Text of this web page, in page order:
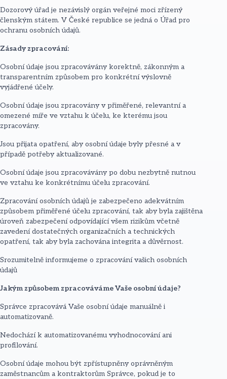
Dozorový úřad je nezávislý orgán veřejné moci zřízený
členským státem. V České republice se jedná o Úřad pro
ochranu osobních údajů.
Zásady zpracování:
Osobní údaje jsou zpracovávány korektně, zákonným a
transparentním způsobem pro konkrétní výslovně
vyjádřené účely.
Osobní údaje jsou zpracovány v přiměřené, relevantní a
omezené míře ve vztahu k účelu, ke kterému jsou
zpracovány.
Jsou přijata opatření, aby osobní údaje byly přesné a v
případě potřeby aktualizované.
Osobní údaje jsou zpracovávány po dobu nezbytně nutnou
ve vztahu ke konkrétnímu účelu zpracování.
Zpracování osobních údajů je zabezpečeno adekvátním
způsobem přiměřené účelu zpracování, tak aby byla zajištěna
úroveň zabezpečení odpovídající všem rizikům včetně
zavedení dostatečných organizačních a technických
opatření, tak aby byla zachována integrita a důvěrnost.
Srozumitelně informujeme o zpracování vašich osobních
údajů
Jakým způsobem zpracováváme Vaše osobní údaje?
Správce zpracovává Vaše osobní údaje manuálně i
automatizovaně.
Nedochází k automatizovanému vyhodnocování ani
profilování.
Osobní údaje mohou být zpřístupněny oprávněným
zaměstnancům a kontraktorům Správce, pokud je to